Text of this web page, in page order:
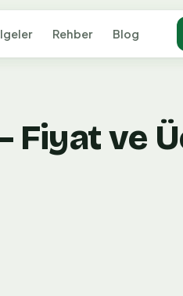
Rehber Blog
Fiyat ve